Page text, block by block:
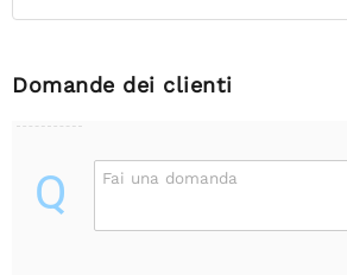
Domande dei clienti
Q Fai una domanda